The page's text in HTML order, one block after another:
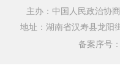
主办：中国人民政治协
地址：湖南省汉寿县龙
备案序号